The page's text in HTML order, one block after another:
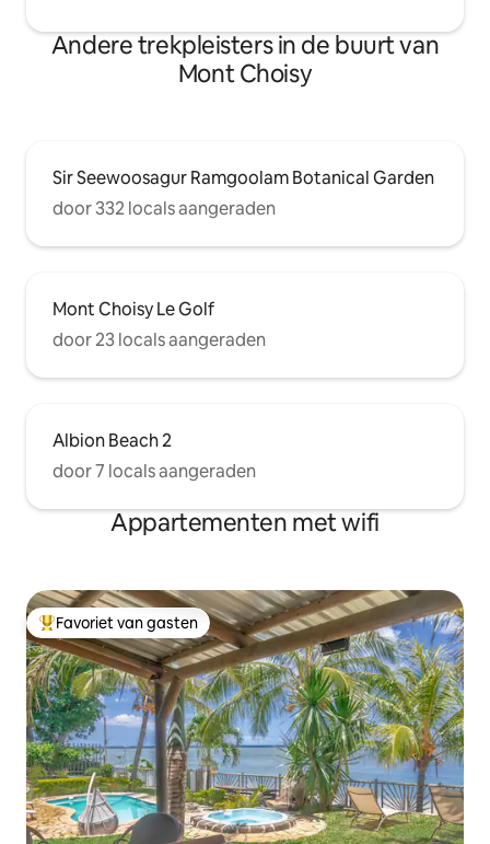
Andere trekpleisters in de buurt van
Mont Choisy
Sir Seewoosagur Ramgoolam Botanical Garden
door 332 locals aangeraden
Mont Choisy Le Golf
door 23 locals aangeraden
Albion Beach 2
door 7 locals aangeraden
Appartementen met wifi
Topfavoriet van gasten
Favoriet van gasten